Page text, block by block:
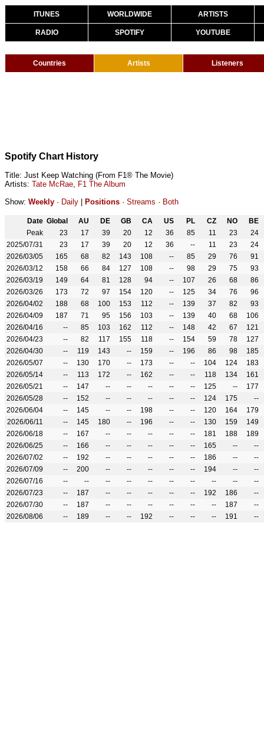
ITUNES WORLDWIDE ARTISTS
RADIO SPOTIFY YOUTUBE
Countries Artists Listeners
Spotify Chart History
Title: Just Keep Watching (From F1® The Movie)
Artists: Tate McRae, F1 The Album
Show: Weekly · Daily Positions · Streams · Both
Date Global AU DE GB CA US PL CZ NO
BE
Peak
23 17 39 20 12 36 85 11 23
24
2025/07/31
23 17 39 20 12 36 -- 11 23
24
2026/03/05
165 68 82 143 108 -- 85 29 76
91
2026/03/12
158 66 84 127 108 -- 98 29 75
93
2026/03/19
149 64 81 128 94 -- 107 26 68
86
2026/03/26
173 72 97 154 120 -- 125 34 76
96
2026/04/02
188 68 100 153 112 -- 139 37 82
93
2026/04/09
187 71 95 156 103 -- 139 40 68
106
2026/04/16
-- 85 103 162 112 -- 148 42 67
121
2026/04/23
-- 82 117 155 118 -- 154 59 78
127
2026/04/30
-- 119 143 -- 159 -- 196 86 98
185
2026/05/07
-- 130 170 -- 173 -- -- 104 124
183
2026/05/14
-- 113 172 -- 162 -- -- 118 134
161
2026/05/21
-- 147 -- -- -- -- -- 125 --
177
2026/05/28
-- 152 -- -- -- -- -- 124 175
--
2026/06/04
-- 145 -- -- 198 -- -- 120 164
179
2026/06/11
-- 145 180 -- 196 -- -- 130 159
149
2026/06/18
-- 167 -- -- -- -- -- 181 188
189
2026/06/25
-- 166 -- -- -- -- -- 165 --
--
2026/07/02
-- 192 -- -- -- -- -- 186 --
--
2026/07/09
-- 200 -- -- -- -- -- 194 --
--
2026/07/16
-- -- -- -- -- -- -- -- --
--
2026/07/23
-- 187 -- -- -- -- -- 192 186
--
2026/07/30
-- 187 -- -- -- -- -- -- 187
--
2026/08/06
-- 189 -- -- 192 -- -- -- 191 --